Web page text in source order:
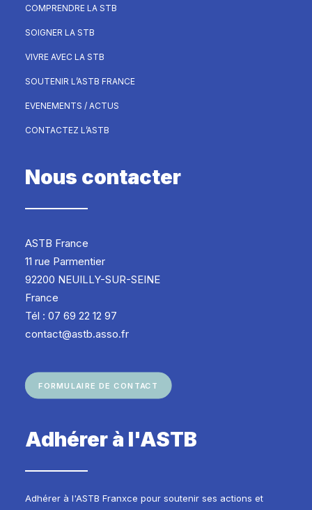
COMPRENDRE LA STB
SOIGNER LA STB
VIVRE AVEC LA STB
SOUTENIR L’ASTB FRANCE
EVENEMENTS / ACTUS
CONTACTEZ L’ASTB
Nous contacter
ASTB France
11 rue Parmentier
92200 NEUILLY-SUR-SEINE
France
Tél : 07 69 22 12 97
contact@astb.asso.fr
FORMULAIRE DE CONTACT
Adhérer à l'ASTB
Adhérer à l'ASTB Franxce pour soutenir ses actions et